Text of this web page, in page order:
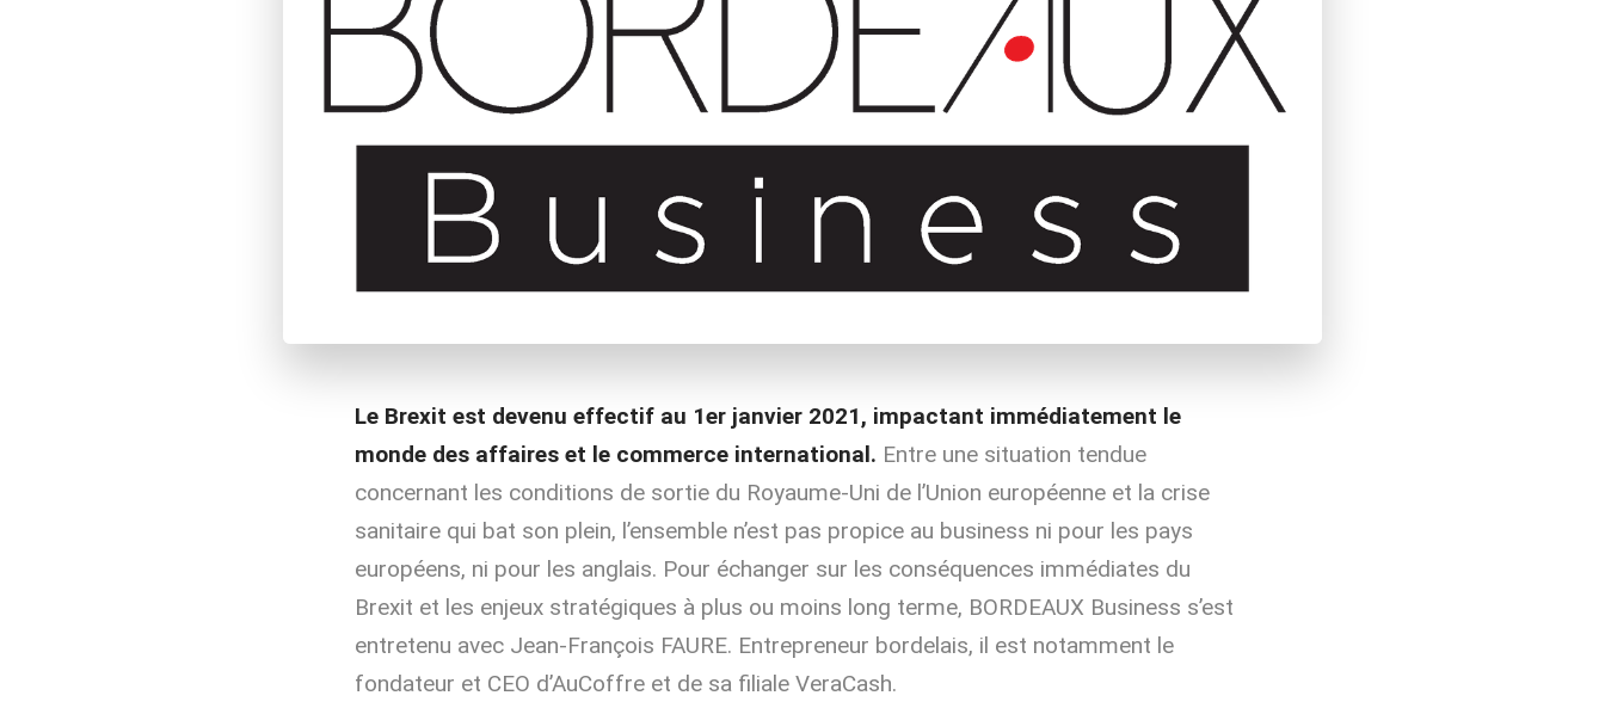
Le Brexit est devenu effectif au 1er janvier 2021, impactant immédiatement le
monde des affaires et le commerce international. Entre une situation tendue
concernant les conditions de sortie du Royaume-Uni de l’Union européenne et la crise
sanitaire qui bat son plein, l’ensemble n’est pas propice au business ni pour les pays
européens, ni pour les anglais. Pour échanger sur les conséquences immédiates du
Brexit et les enjeux stratégiques à plus ou moins long terme, BORDEAUX Business s’est
entretenu avec Jean-François FAURE. Entrepreneur bordelais, il est notamment le
fondateur et CEO d’AuCoffre et de sa filiale VeraCash.